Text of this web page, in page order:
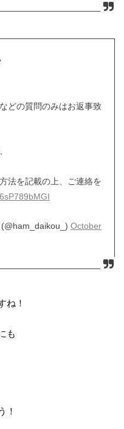
どの質問のみはお返事致
法を記載の上、ご連絡を
October
ね！
も
！